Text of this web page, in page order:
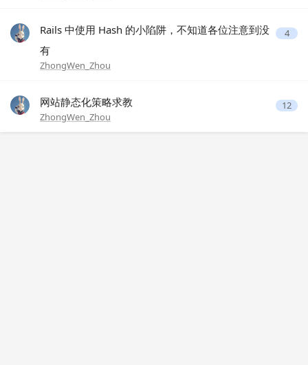
Rails 中使用 Hash 的小陷阱，不知道各位注意到没
有
ZhongWen_Zhou
4
网站静态化策略求教
ZhongWen_Zhou
12